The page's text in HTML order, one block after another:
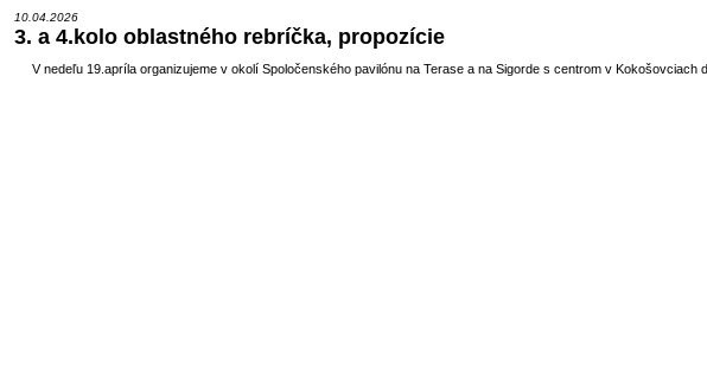
10.04.2026
3. a 4.kolo oblastného rebríčka, propozície
V nedeľu 19.apríla organizujeme v okolí Spoločenského pavilónu na Terase a na Sigorde s centrom v